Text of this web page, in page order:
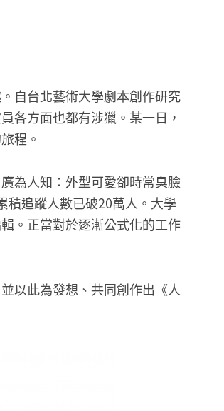
自台北藝術大學劇本創作研究
各方面也都有涉獵。某一日，
程。
為人知：外型可愛卻時常臭臉
積追蹤人數已破20萬人。大學
。正當對於逐漸公式化的工作
以此為發想、共同創作出《人